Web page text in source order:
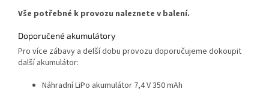
Vše potřebné k provozu naleznete v balení.
Doporučené akumulátory
Pro více zábavy a delší dobu provozu doporučujeme dokoupit
další akumulátor:
Náhradní LiPo akumulátor 7,4 V 350 mAh